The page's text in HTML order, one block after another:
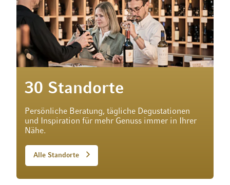
30 Standorte
Persönliche Beratung, tägliche Degustationen
und Inspiration für mehr Genuss immer in Ihrer
Nähe.
Alle Standorte